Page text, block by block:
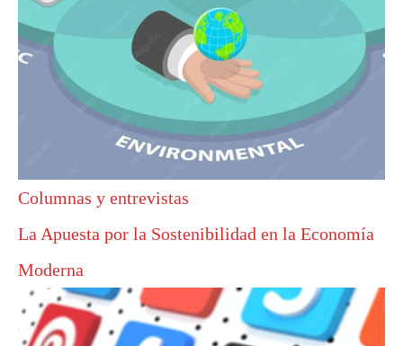
Columnas y entrevistas
La Apuesta por la Sostenibilidad en la Economía
Moderna